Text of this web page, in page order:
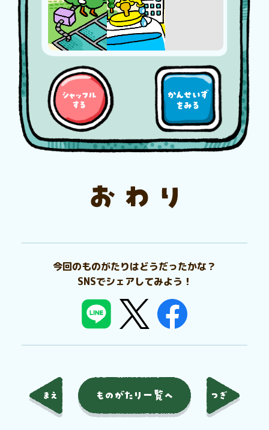
今回のものがたりはどうだったかな？
SNSでシェアしてみよう！